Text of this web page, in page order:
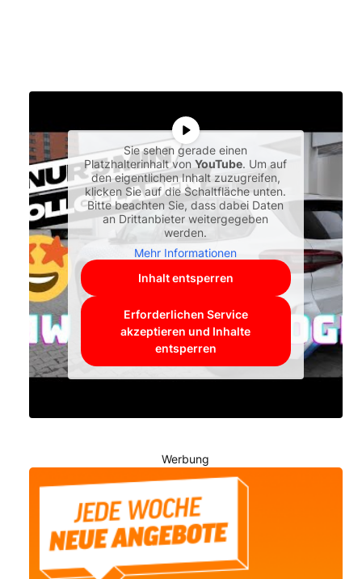
Sie sehen gerade einen
Platzhalterinhalt vonYouTube. Um auf
den eigentlichen Inhalt zuzugreifen,
klicken Sie auf die Schaltfläche unten.
Bitte beachten Sie, dass dabei Daten
an Drittanbieter weitergegeben
werden.
Mehr Informationen
Inhalt entsperren
Erforderlichen Service
akzeptieren und Inhalte
entsperren
Werbung